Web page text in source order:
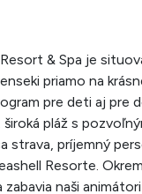
& Spa je
priamo na
pre deti aj pre
široká pláž s
strava, príjemný
Resorte.
naši